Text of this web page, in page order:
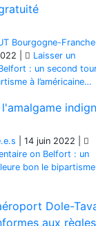
Bourgogne-
Laisser un
: un second
à l’américaine…
l'amalgame
14 juin 2022
on Belfort : un
bon le
Dole-
aux